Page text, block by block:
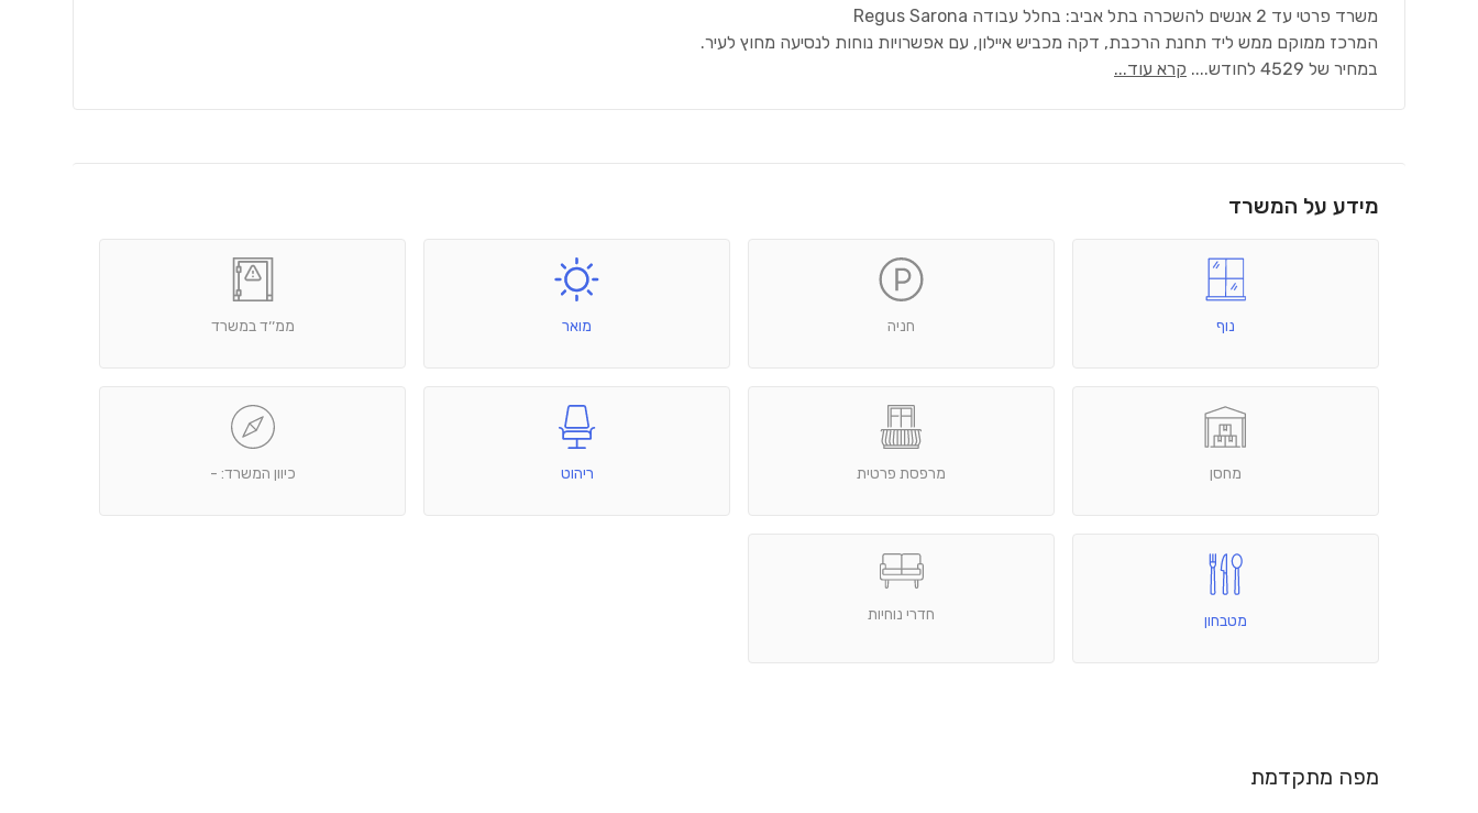
משרד פרטי עד 2 אנשים להשכרה בתל אביב: בחלל עבודה Regus Sarona
המרכז ממוקם ממש ליד תחנת הרכבת, דקה מכביש איילון, עם אפשרויות נוחות לנסיעה מחוץ לעיר.
במחיר של 4529 לחודש.
... קרא עוד...
מידע על המשרד
נוף חניה מואר ממ׳׳ד במשרד
מחסן מרפסת פרטית ריהוט כיוון המשרד: -
מטבחון חדרי נוחיות
מפה מתקדמת